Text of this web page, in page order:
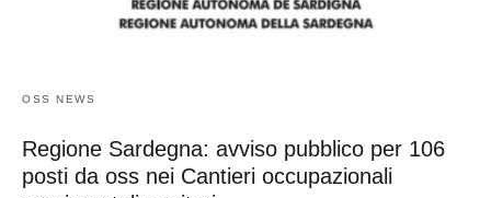
OSS NEWS
Regione Sardegna: avviso pubblico per 106
posti da oss nei Cantieri occupazionali